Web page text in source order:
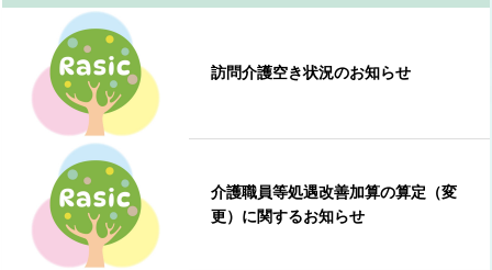
訪問介護空き状況のお知らせ
介護職員等処遇改善加算の算定（変
更）に関するお知らせ